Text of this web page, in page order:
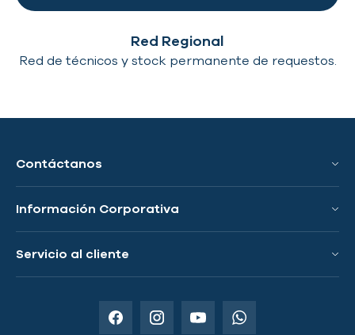
Red Regional
Red de técnicos y stock permanente de requestos.
Contáctanos
Información Corporativa
Países Donde Operamos
Distribuidores Autorizados
Servicio al cliente
Política de Envío